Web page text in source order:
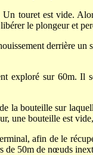
touret est vide.
le plongeur et
derrière un
exploré sur 60m. Il
la bouteille sur
une bouteille est
afin de le
50m de nœuds